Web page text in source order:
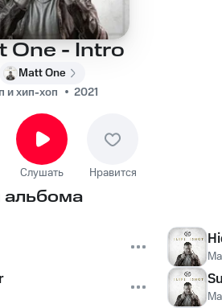
One - Intro
Matt One
и хип-хоп
2021
Слушать Нравится
альбома